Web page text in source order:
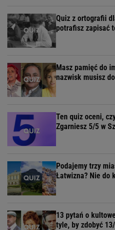
Quiz z ortografii
potrafisz zapisać
Masz pamięć do
nazwisk musisz
Ten quiz oceni,
Zgarniesz 5/5 w
Podajemy trzy
Łatwizna? Nie do
13 pytań o
tyle, by zdobyć